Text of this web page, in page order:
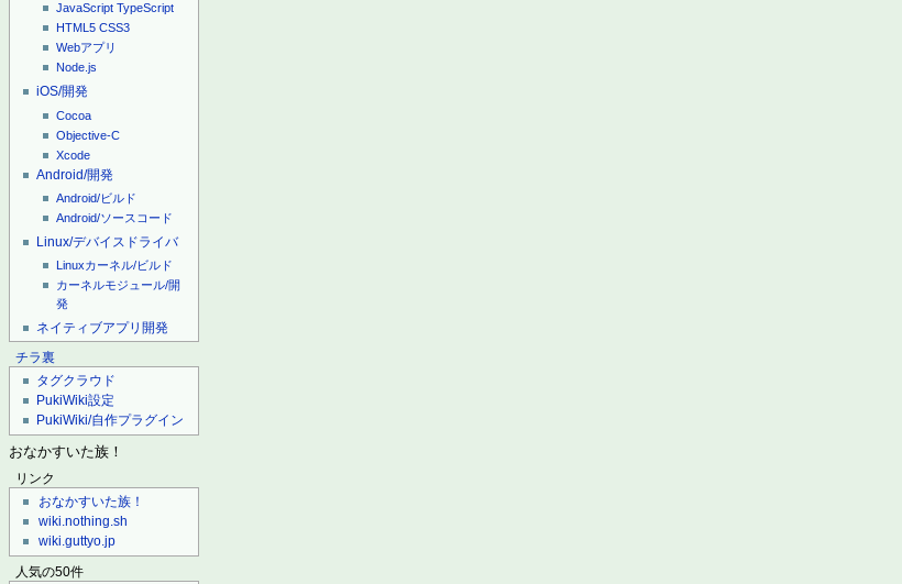
JavaScript TypeScript
HTML5 CSS3
Webアプリ
Node.js
iOS/開発
Cocoa
Objective-C
Xcode
Android/開発
Android/ビルド
Android/ソースコード
Linux/デバイスドライバ
Linuxカーネル/ビルド
カーネルモジュール/開
発
ネイティブアプリ開発
チラ裏
タグクラウド
PukiWiki設定
PukiWiki/自作プラグイン
おなかすいた族！
リンク
おなかすいた族！
wiki.nothing.sh
wiki.guttyo.jp
人気の50件